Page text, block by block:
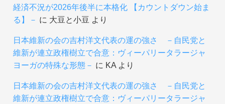
経済不況が2026年後半に本格化 【カウントダウン始ま
る】－ に 大豆と小豆 より
日本維新の会の吉村洋文代表の運の強さ －自民党と
維新が連立政権樹立で合意：ヴィーパリータラージャ
ヨーガの特殊な形態－ に KAより
日本維新の会の吉村洋文代表の運の強さ －自民党と
維新が連立政権樹立で合意：ヴィーパリータラージャ